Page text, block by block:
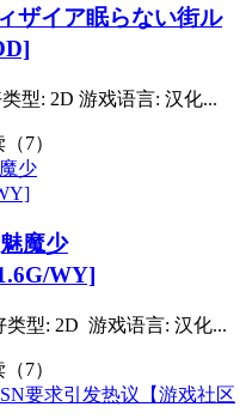
ザイア眠らない街ル
型: 2D 游戏语言: 汉化...
7）
魔少
WY]
型: 2D 游戏语言: 汉化...
7）